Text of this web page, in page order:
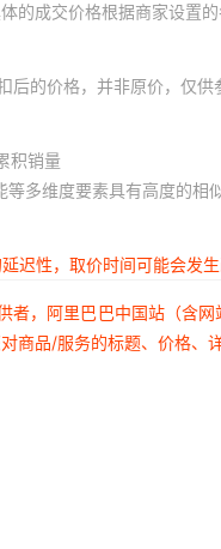
成交价格根据商家设置
的价格，并非原价，仅供
积销量
多维度要素具有高度的相
性，取价时间可能会发
，阿里巴巴中国站（含
商品/服务的标题、价格